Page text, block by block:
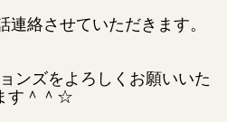
絡させていただきます。
ンズをよろしくお願いいた
す＾＾☆